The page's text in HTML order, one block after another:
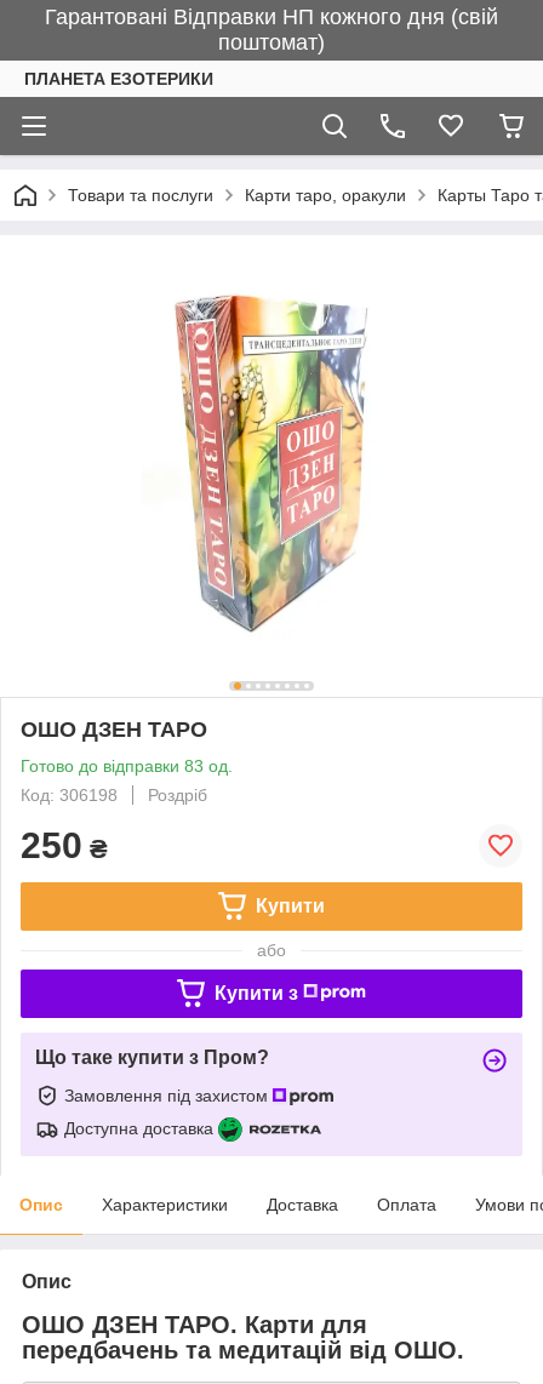
Гарантовані Відправки НП кожного дня (свій
поштомат)
ПЛАНЕТА ЕЗОТЕРИКИ
Товари та послуги Карти таро, оракули Карты Таро
ОШО ДЗЕН ТАРО
Готово до відправки 83 од.
Код: 306198
Роздріб
250 ₴
Купити
або
Купити з
Що таке купити з Пром?
Замовлення під захистом
Доступна доставка
Опис Характеристики Доставка Оплата Умови
Опис
ОШО ДЗЕН ТАРО. Карти для
передбачень та медитацій від ОШО.